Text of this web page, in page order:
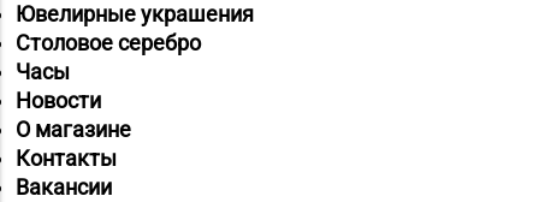
Ювелирные украшения
Столовое серебро
Часы
Новости
О магазине
Контакты
Вакансии